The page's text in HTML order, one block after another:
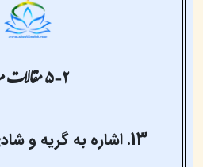
۵-۲ مقالات مرتبط
13. اشاره به گريه و شادي در قرآن کريم